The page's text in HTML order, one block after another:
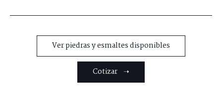
Ver piedras y esmaltes disponibles
Cotizar ➝